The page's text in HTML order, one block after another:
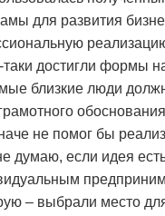
для развития
достигли формы
близкие люди
не помог бы
думаю, если идея
– выбрали место